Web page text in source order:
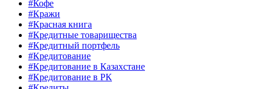
#Кофе
#Кражи
#Красная книга
#Кредитные товарищества
#Кредитный портфель
#Кредитование
#Кредитование в Казахстане
#Кредитование в РК